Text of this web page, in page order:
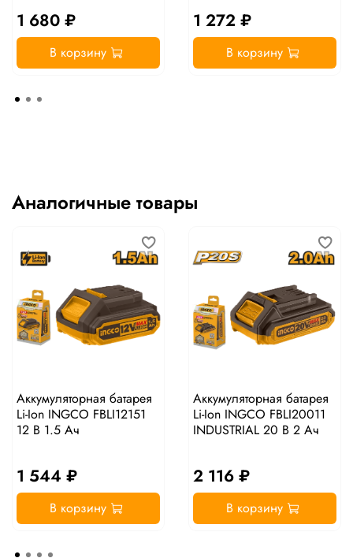
1 680 ₽
В корзину
1 272 ₽
В корзину
Аналогичные товары
Аккумуляторная батарея
Li-Ion INGCO FBLI12151
12 В 1.5 Ач
1 544 ₽
В корзину
Аккумуляторная батарея
Li-Ion INGCO FBLI20011
INDUSTRIAL 20 В 2 Ач
2 116 ₽
В корзину